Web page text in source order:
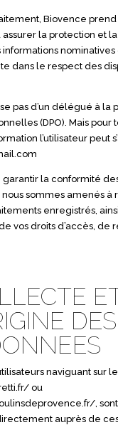
Biovence prend
la protection et la
nominatives
dans le respect des
pas d’un délégué à la
(DPO). Mais pour
l’utilisateur peut
garantir la conformité
sommes amenés à
enregistrés, ainsi
vos droits d’accès, de
DES
naviguant sur
ou
,
auprès de